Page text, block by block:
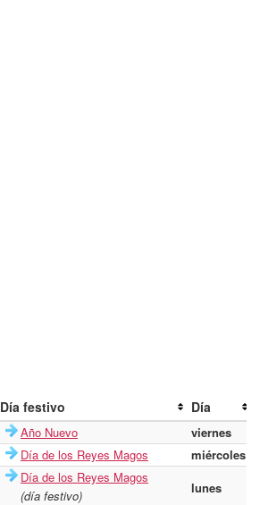
Día festivo Día
Año Nuevo
viernes
Día de los Reyes Magos
miércoles
Día de los Reyes Magos
(día festivo)
lunes